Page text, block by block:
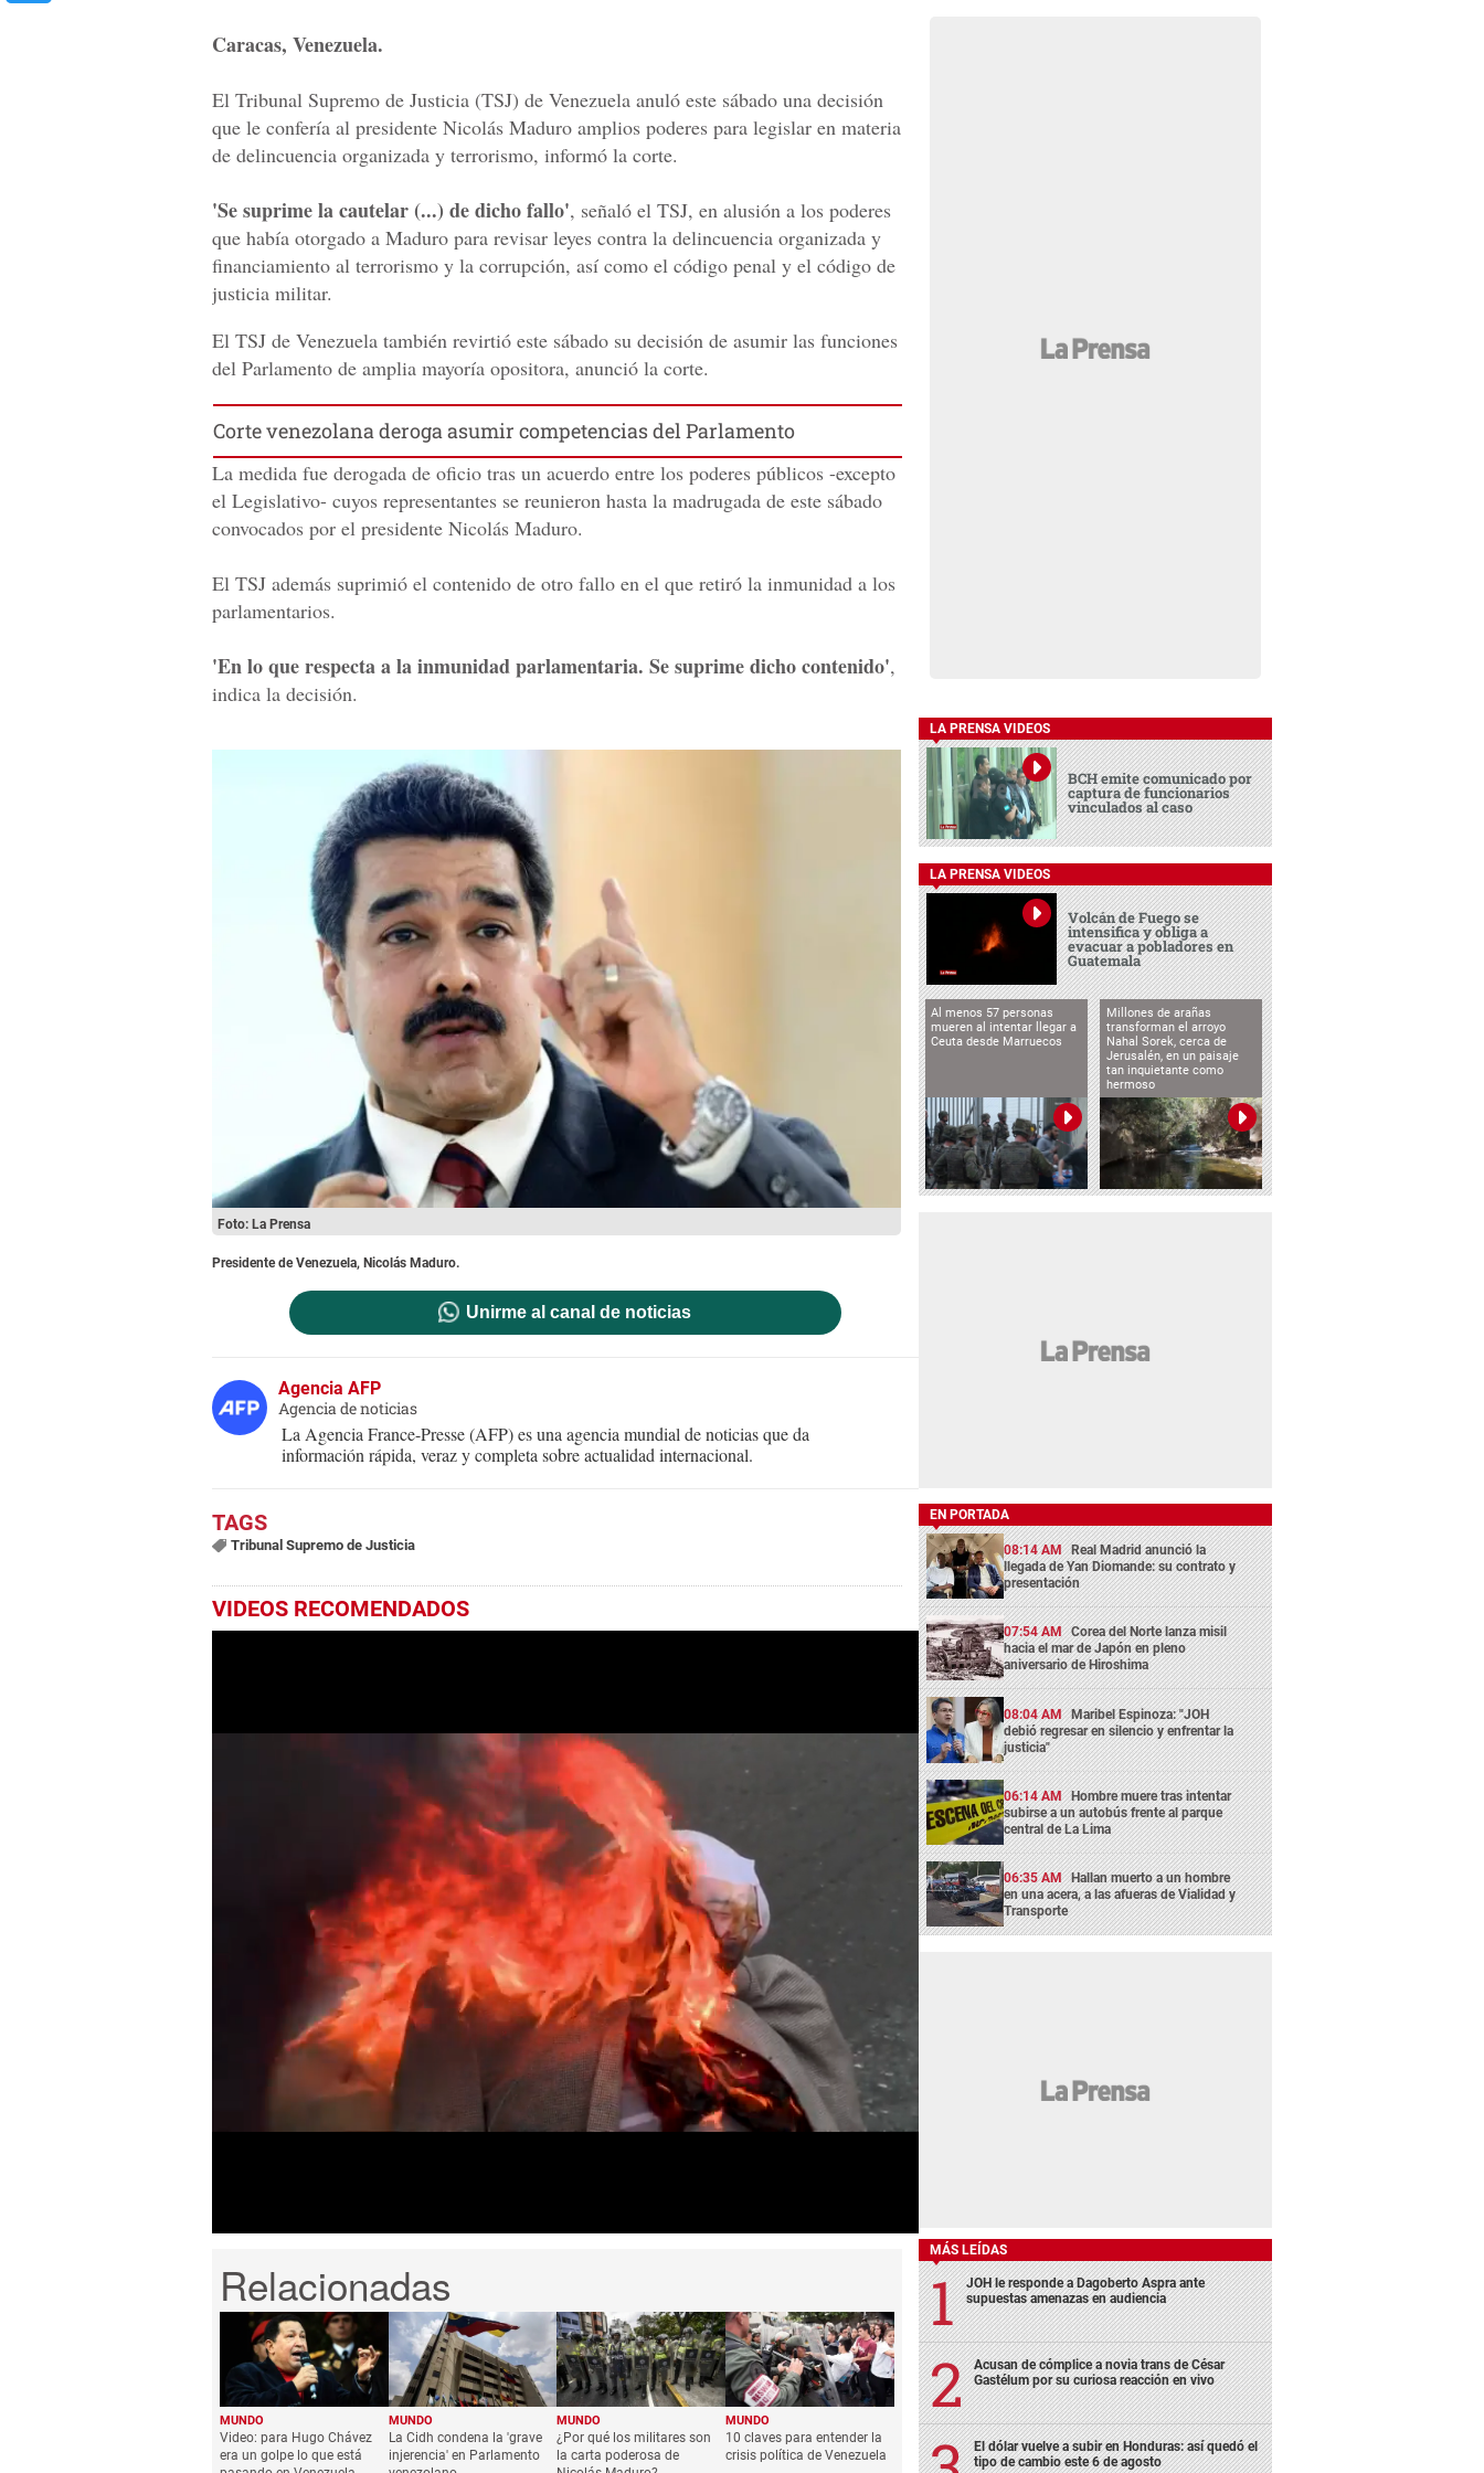
Caracas, Venezuela.
El Tribunal Supremo de Justicia (TSJ) de Venezuela anuló este sábado una decisión
que le confería al presidente Nicolás Maduro amplios poderes para legislar en materia
de delincuencia organizada y terrorismo, informó la corte.
'Se suprime la cautelar (...) de dicho fallo', señaló el TSJ, en alusión a los poderes
que había otorgado a Maduro para revisar leyes contra la delincuencia organizada y
financiamiento al terrorismo y la corrupción, así como el código penal y el código de
justicia militar.
El TSJ de Venezuela también revirtió este sábado su decisión de asumir las funciones
del Parlamento de amplia mayoría opositora, anunció la corte.
Corte venezolana deroga asumir competencias del Parlamento
La medida fue derogada de oficio tras un acuerdo entre los poderes públicos -excepto
el Legislativo- cuyos representantes se reunieron hasta la madrugada de este sábado
convocados por el presidente Nicolás Maduro.
El TSJ además suprimió el contenido de otro fallo en el que retiró la inmunidad a los
parlamentarios.
'En lo que respecta a la inmunidad parlamentaria. Se suprime dicho contenido',
indica la decisión.
Foto: La Prensa
Presidente de Venezuela, Nicolás Maduro.
Unirme al canal de noticias
Agencia AFP
Agencia de noticias
La Agencia France-Presse (AFP) es una agencia mundial de noticias que da
información rápida, veraz y completa sobre actualidad internacional.
Tribunal Supremo de Justicia
VIDEOS RECOMENDADOS
MUNDO
Video: para Hugo Chávez
era un golpe lo que está
MUNDO
La Cidh condena la 'grave
injerencia' en Parlamento
MUNDO
¿Por qué los militares son
la carta poderosa de
MUNDO
10 claves para entender la
crisis política de Venezuela
LA PRENSA VIDEOS
BCH emite comunicado por
captura de funcionarios
vinculados al caso
LA PRENSA VIDEOS
Volcán de Fuego se
intensifica y obliga a
evacuar a pobladores en
Guatemala
Al menos 57 personas
mueren al intentar llegar a
Ceuta desde Marruecos
Millones de arañas
transforman el arroyo
Nahal Sorek, cerca de
Jerusalén, en un paisaje
tan inquietante como
hermoso
EN PORTADA
08:14 AM Real Madrid anunció la
llegada de Yan Diomande: su contrato y
presentación
07:54 AM Corea del Norte lanza misil
hacia el mar de Japón en pleno
aniversario de Hiroshima
08:04 AM Maribel Espinoza: "JOH
debió regresar en silencio y enfrentar la
justicia"
06:14 AM Hombre muere tras intentar
subirse a un autobús frente al parque
central de La Lima
06:35 AM Hallan muerto a un hombre
en una acera, a las afueras de Vialidad y
Transporte
MÁS LEÍDAS
JOH le responde a Dagoberto Aspra ante
supuestas amenazas en audiencia
Acusan de cómplice a novia trans de César
Gastélum por su curiosa reacción en vivo
El dólar vuelve a subir en Honduras: así quedó el
tipo de cambio este 6 de agosto